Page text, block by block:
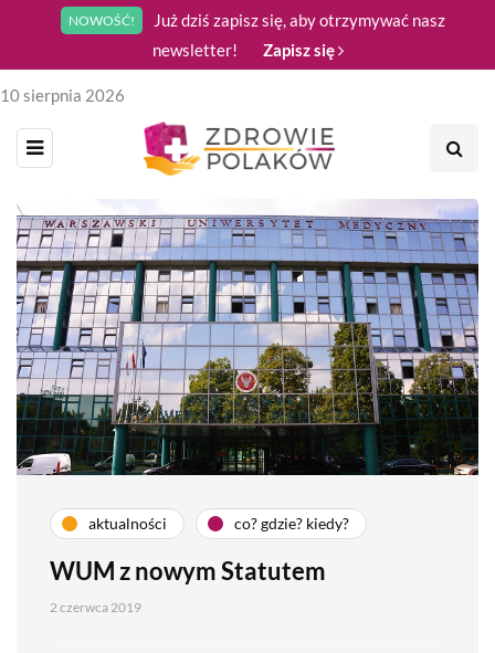
NOWOŚĆ!
Już dziś zapisz się, aby otrzymywać nasz
newsletter!
Zapisz się
10 sierpnia 2026
aktualności co? gdzie? kiedy?
WUM z nowym Statutem
2 czerwca 2019